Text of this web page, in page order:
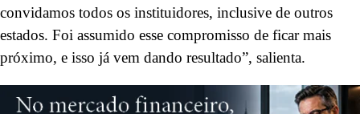
convidamos todos os instituidores, inclusive de outros
estados. Foi assumido esse compromisso de ficar mais
próximo, e isso já vem dando resultado”, salienta.